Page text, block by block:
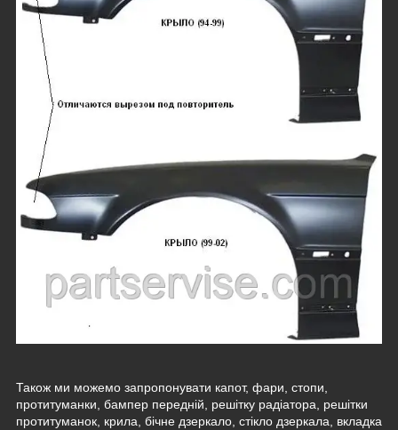
Також ми можемо запропонувати капот, фари, стопи,
протитуманки, бампер передній, решітку радіатора, решітки
протитуманок, крила, бічне дзеркало, стікло дзеркала, вкладка